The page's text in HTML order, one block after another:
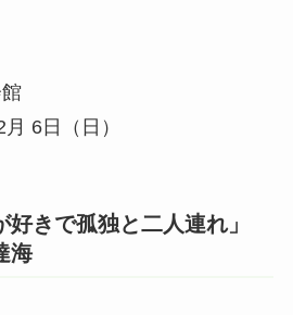
6日（日）
きで孤独と二人連れ」
海